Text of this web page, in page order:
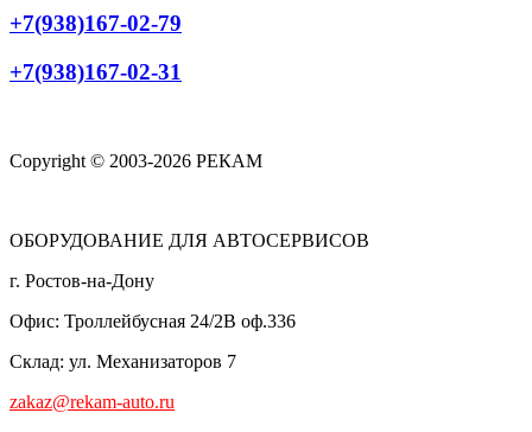
+7(938)167-02-79
+7(938)167-02-31
Copyright © 2003-2026 РЕКАМ
ОБОРУДОВАНИЕ ДЛЯ АВТОСЕРВИСОВ
г. Ростов-на-Дону
Офис: Троллейбусная 24/2В оф.336
Склад: ул. Механизаторов 7
zakaz@rekam-auto.ru